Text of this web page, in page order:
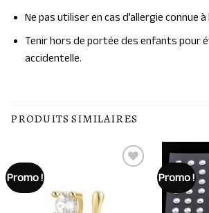
Ne pas utiliser en cas d’allergie connue à
Tenir hors de portée des enfants pour
accidentelle.
PRODUITS SIMILAIRES
Promo ! Promo !